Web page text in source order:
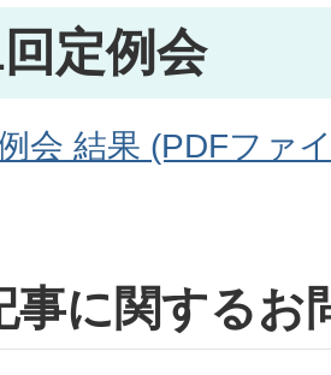
定例会
会 結果 (PDFファ
事に関するお